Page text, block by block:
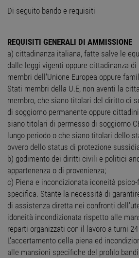
Di seguito bando e requisiti
REQUISITI GENERALI DI AMMISSIONE
a) cittadinanza italiana, fatte salve le
dalle leggi vigenti oppure cittadinanza di
membri dell'Unione Europea oppure
Stati membri della U.E, non aventi la
membro, che siano titolari del diritto di
di soggiorno permanente oppure
siano titolari di permesso di soggiorno
lungo periodo o che siano titolari dello
ovvero dello status di protezione
b) godimento dei diritti civili e politici
appartenenza o di provenienza;
c) Piena e incondizionata idoneità
specifica. Stante la necessità di
di assistenza diretta nei confronti
idoneità incondizionata rispetto alle
reparti organizzati con il lavoro a turni
L'accertamento della piena ed
alle mansioni specifiche del profilo